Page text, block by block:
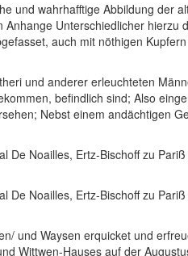
und wahrhafftige Abbildung der
Unterschiedlicher hierzu
auch mit nöthigen
und anderer erleuchteten
befindlich sind; Also
Nebst einem andächtigen
De Noailles, Ertz-Bischoff zu
De Noailles, Ertz-Bischoff zu
und Waysen erquicket und
Wittwen-Hauses auf der